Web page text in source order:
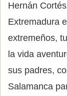
Hernán
Extremadura
extremeños,
la vida
sus padres,
Salamanca